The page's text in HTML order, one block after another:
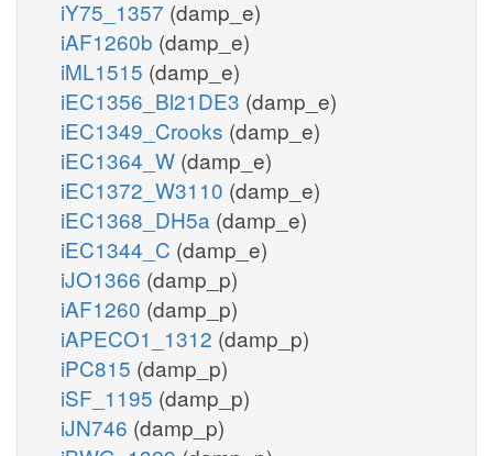
iY75_1357 (damp_e)
iAF1260b (damp_e)
iML1515 (damp_e)
iEC1356_Bl21DE3 (damp_e)
iEC1349_Crooks (damp_e)
iEC1364_W (damp_e)
iEC1372_W3110 (damp_e)
iEC1368_DH5a (damp_e)
iEC1344_C (damp_e)
iJO1366 (damp_p)
iAF1260 (damp_p)
iAPECO1_1312 (damp_p)
iPC815 (damp_p)
iSF_1195 (damp_p)
iJN746 (damp_p)